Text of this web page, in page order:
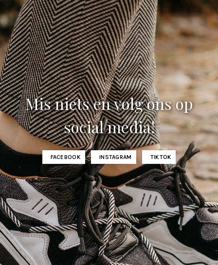
Mis niets en volg ons op
social media!
FACEBOOK INSTAGRAM TIKTOK